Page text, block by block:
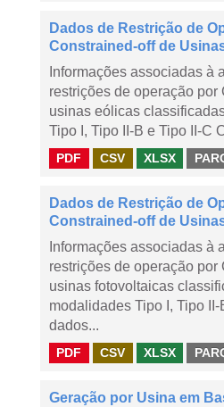
Dados de Restrição de
Constrained-off de
Informações associadas à
restrições de operação por
usinas eólicas
Tipo I, Tipo II-B e Tipo II-C
PDF CSV XLSX
Dados de Restrição de
Constrained-off de
Informações associadas à
restrições de operação por
usinas fotovoltaicas
modalidades Tipo I, Tipo II-
dados...
PDF CSV XLSX
Geração por Usina em